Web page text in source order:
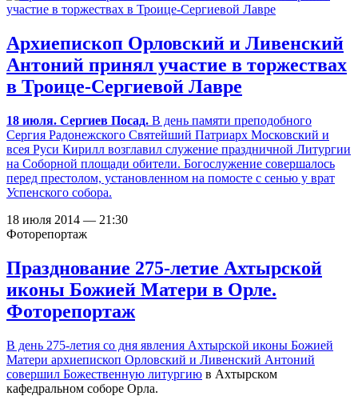
Архиепископ Орловский и Ливенский
Антоний принял участие в торжествах
в Троице-Сергиевой Лавре
18 июля. Сергиев Посад. В день памяти преподобного
Сергия Радонежского Святейший Патриарх Московский и
всея Руси Кирилл возглавил служение праздничной Литургии
на Соборной площади обители. Богослужение совершалось
перед престолом, установленном на помосте с сенью у врат
Успенского собора.
18 июля 2014 — 21:30
Фоторепортаж
Празднование 275-летие Ахтырской
иконы Божией Матери в Орле.
Фоторепортаж
В день 275-летия со дня явления Ахтырской иконы Божией
Матери архиепископ Орловский и Ливенский Антоний
совершил Божественную литургию в Ахтырском
кафедральном соборе Орла.